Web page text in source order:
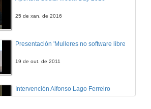
25 de xan. de 2016
Presentación 'Mulleres no software libre'
19 de out. de 2011
Intervención Alfonso Lago Ferreiro